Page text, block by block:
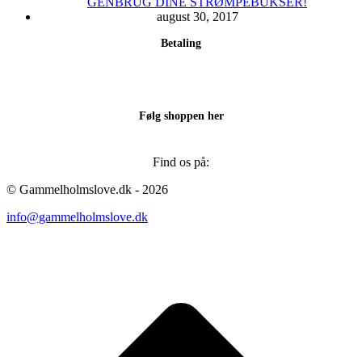
august 30, 2017
Betaling
Følg shoppen her
Find os på:
© Gammelholmslove.dk - 2026
info@gammelholmslove.dk